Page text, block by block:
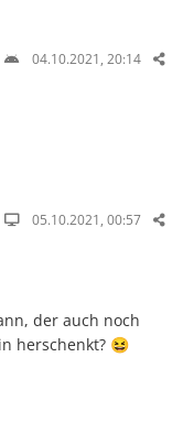
04.10.2021, 20:14
05.10.2021, 00:57
der auch noch
herschenkt? 😆